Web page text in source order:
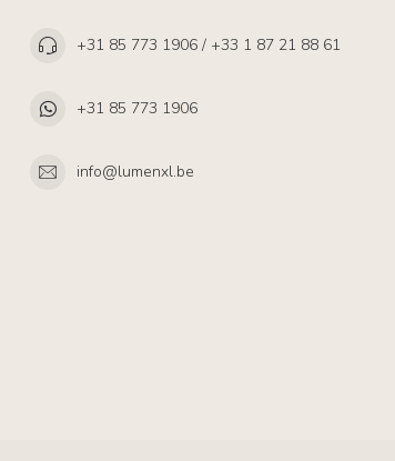
+31 85 773 1906 / +33 1 87 21 88 61
+31 85 773 1906
info@lumenxl.be